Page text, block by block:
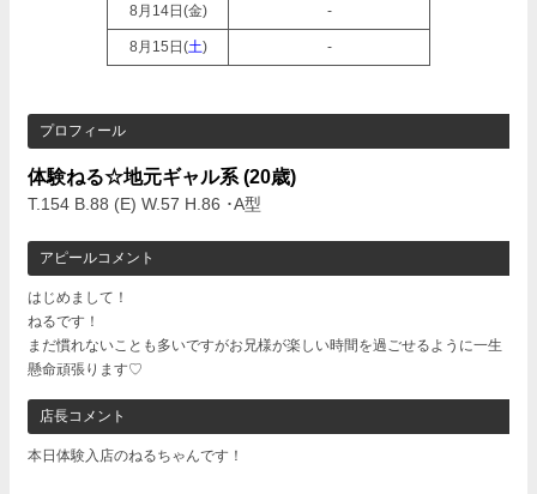
8月14日(金) -
8月15日(土) -
プロフィール
体験ねる☆地元ギャル系(20歳)
T.154 B.88 (E) W.57 H.86 ･A型
アピールコメント
はじめまして！
ねるです！
まだ慣れないことも多いですがお兄様が楽しい時間を過ごせるように一生
懸命頑張ります♡
店長コメント
本日体験入店のねるちゃんです！